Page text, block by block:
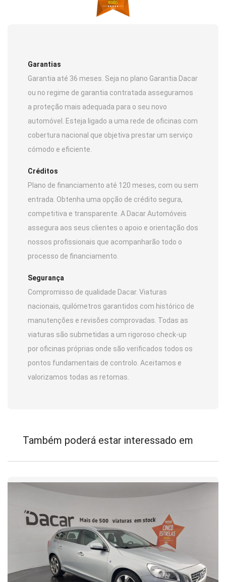
Garantias
Garantia até 36 meses. Seja no plano Garantia Dacar
ou no regime de garantia contratada asseguramos
a proteção mais adequada para o seu novo
automóvel. Esteja ligado a uma rede de oficinas com
cobertura nacional que objetiva prestar um serviço
cómodo e eficiente.
Créditos
Plano de financiamento até 120 meses, com ou sem
entrada. Obtenha uma opção de crédito segura,
competitiva e transparente. A Dacar Automóveis
assegura aos seus clientes o apoio e orientação dos
nossos profissionais que acompanharão todo o
processo de financiamento.
Segurança
Compromisso de qualidade Dacar. Viaturas
nacionais, quilómetros garantidos com histórico de
manutenções e revisões comprovadas. Todas as
viaturas são submetidas a um rigoroso check-up
por oficinas próprias onde são verificados todos os
pontos fundamentais de controlo. Aceitamos e
valorizamos todas as retomas.
Também poderá estar interessado em